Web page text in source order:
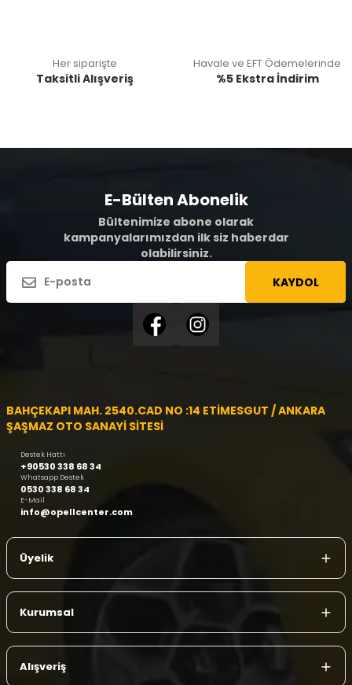
Her siparişte
Taksitli Alışveriş
Havale ve EFT Ödemelerinde
%5 Ekstra İndirim
E-Bülten Abonelik
Bültenimize abone olarak
kampanyalarımızdan ilk siz haberdar
olabilirsiniz.
KAYDOL
BAHÇEKAPI MAH. 2540.CAD NO :14 ETİMESGUT / ANKARA
ŞAŞMAZ OTO SANAYİ SİTESİ
Destek Hattı
+90530 338 68 34
Whatsapp Destek
0530 338 68 34
E-Mail
info@opellcenter.com
Üyelik
Kurumsal
Alışveriş